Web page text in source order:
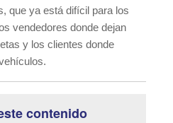
que ya está difícil para los
vendedores donde dejan
y los clientes donde
contenido